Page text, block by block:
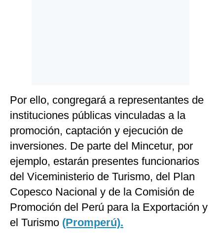
Por ello, congregará a representantes de
instituciones públicas vinculadas a la
promoción, captación y ejecución de
inversiones. De parte del Mincetur, por
ejemplo, estarán presentes funcionarios
del Viceministerio de Turismo, del Plan
Copesco Nacional y de la Comisión de
Promoción del Perú para la Exportación y
el Turismo (Promperú).